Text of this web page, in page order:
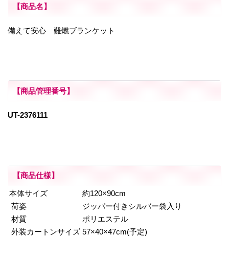
【商品名】
備えて安心 難燃ブランケット
【商品管理番号】
UT-2376111
【商品仕様】
本体サイズ
約120×90cm
荷姿
ジッパー付きシルバー袋入り
材質
ポリエステル
外装カートンサイズ 57×40×47cm(予定)